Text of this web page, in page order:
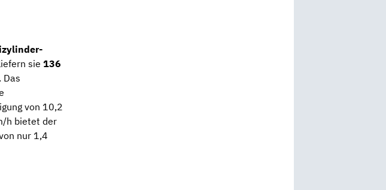
sie 136
Das
von 10,2
h bietet der
nur 1,4